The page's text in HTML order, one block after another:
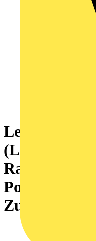
Raster in
Polzahl: 10,